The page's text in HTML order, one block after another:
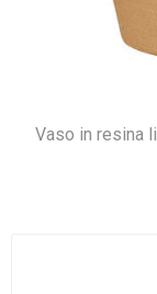
Vaso in resina